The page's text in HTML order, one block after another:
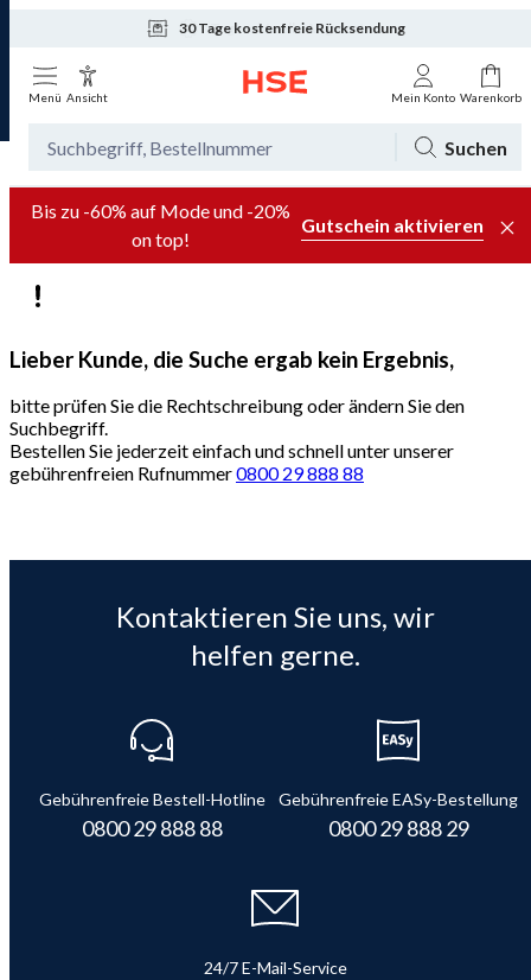
30 Tage kostenfreie Rücksendung
Tagesaktuelle Angebote
Menü Ansicht Mein Konto Warenkorb
Suchen
Bis zu -60% auf Mode und -20%
on top!
Gutschein aktivieren
Lieber Kunde, die Suche ergab kein Ergebnis,
bitte prüfen Sie die Rechtschreibung oder ändern Sie den
Suchbegriff.
Bestellen Sie jederzeit einfach und schnell unter unserer
gebührenfreien Rufnummer0800 29 888 88
Kontaktieren Sie uns, wir
helfen gerne.
Gebührenfreie Bestell-Hotline
0800 29 888 88
Gebührenfreie EASy-Bestellung
0800 29 888 29
24/7 E-Mail-Service